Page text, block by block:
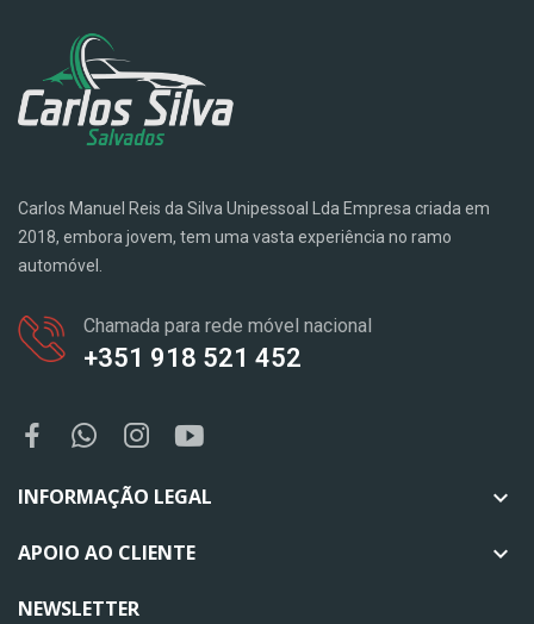
Carlos Manuel Reis da Silva Unipessoal Lda Empresa criada em
2018, embora jovem, tem uma vasta experiência no ramo
automóvel.
Chamada para rede móvel nacional
+351 918 521 452
INFORMAÇÃO LEGAL 
APOIO AO CLIENTE 
NEWSLETTER